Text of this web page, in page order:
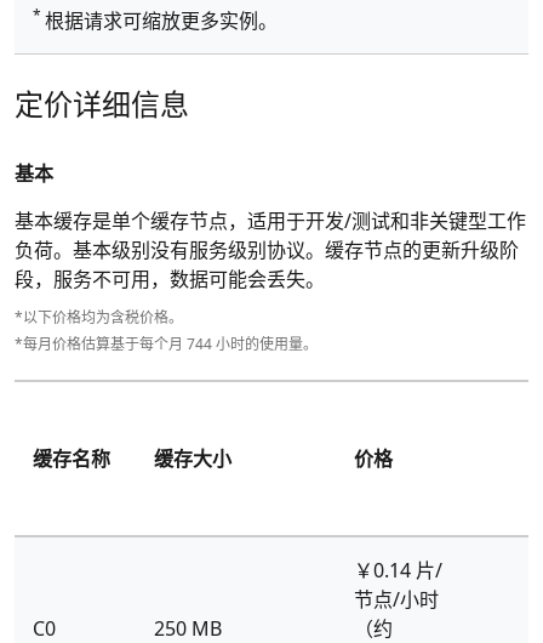
* 根据请求可缩放更多实例。
定价详细信息
基本
基本缓存是单个缓存节点，适用于开发/测试和非关键型工作
负荷。基本级别没有服务级别协议。缓存节点的更新升级阶
段，服务不可用，数据可能会丢失。
*以下价格均为含税价格。
*每月价格估算基于每个月 744 小时的使用量。
缓存名称 缓存大小 价格
C0 250 MB
￥0.14 片/
节点/小时
（约